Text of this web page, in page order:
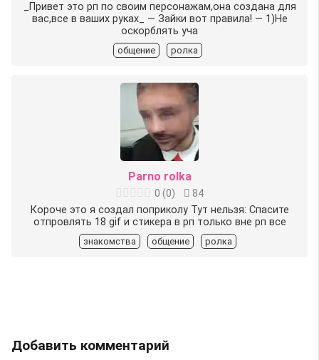
_Привет это рп по своим персонажам,она создана для
вас,все в ваших руках_ — Зайки вот правила! — 1)Не
оскорблять уча
общение ролка
Parno rolka
0 (0)
84
Короче это я создал поприколу Тут нельзя: Спасите
отпровлять 18 gif и стикера в рп только вне рп все
знакомства общение ролка
Добавить комментарий